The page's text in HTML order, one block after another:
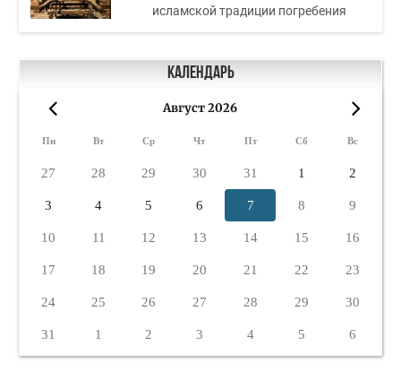
исламской традиции погребения
Календарь
Август 2026
Пн Вт Ср Чт Пт Сб Вс
27 28 29 30 31 1 2
3 4 5 6 7 8 9
10 11 12 13 14 15 16
17 18 19 20 21 22 23
24 25 26 27 28 29 30
31 1 2 3 4 5 6